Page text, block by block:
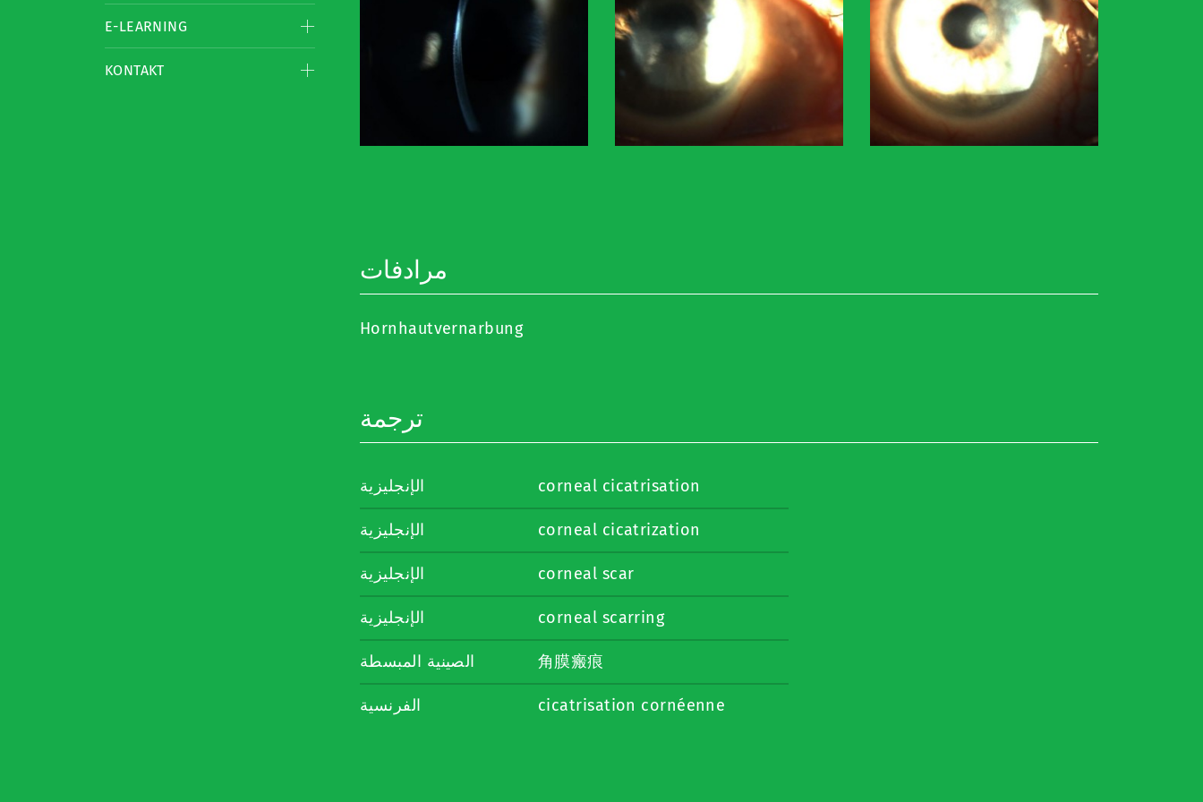
E-LEARNING
KONTAKT
مرادفات
Hornhautvernarbung
ترجمة
الإنجليزية corneal cicatrisation
الإنجليزية corneal cicatrization
الإنجليزية corneal scar
الإنجليزية corneal scarring
الصينية المبسطة 角膜瘢痕
الفرنسية cicatrisation cornéenne